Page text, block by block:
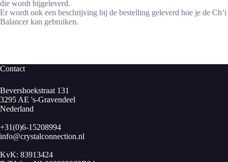
die wordt bijgeleverd.
Er wordt ook een beschrijving bij de bestelling geleverd hoe je de Ch’i
Balancer kan gebruiken.
Contact
Bevershoekstraat 131
3295 AE 's-Gravendeel
Nederland
+31(0)6-15208994
info@crystalconnection.nl
KvK: 83913424